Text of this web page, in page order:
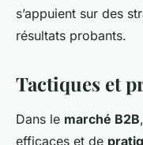
s’appuient sur des
résultats probants.
Tactiques et
Dans le marché B2B
efficaces et de